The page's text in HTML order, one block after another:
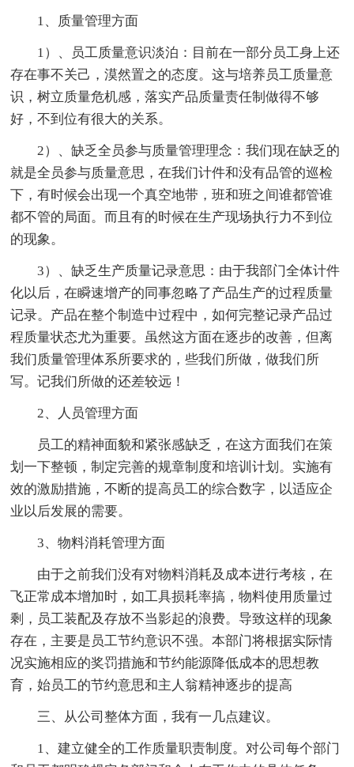
1、质量管理方面
1）、员工质量意识淡泊：目前在一部分员工身上还
存在事不关己，漠然置之的态度。这与培养员工质量意
识，树立质量危机感，落实产品质量责任制做得不够
好，不到位有很大的关系。
2）、缺乏全员参与质量管理理念：我们现在缺乏的
就是全员参与质量意思，在我们计件和没有品管的巡检
下，有时候会出现一个真空地带，班和班之间谁都管谁
都不管的局面。而且有的时候在生产现场执行力不到位
的现象。
3）、缺乏生产质量记录意思：由于我部门全体计件
化以后，在瞬速增产的同事忽略了产品生产的过程质量
记录。产品在整个制造中过程中，如何完整记录产品过
程质量状态尤为重要。虽然这方面在逐步的改善，但离
我们质量管理体系所要求的，些我们所做，做我们所
写。记我们所做的还差较远！
2、人员管理方面
员工的精神面貌和紧张感缺乏，在这方面我们在策
划一下整顿，制定完善的规章制度和培训计划。实施有
效的激励措施，不断的提高员工的综合数字，以适应企
业以后发展的需要。
3、物料消耗管理方面
由于之前我们没有对物料消耗及成本进行考核，在
飞正常成本增加时，如工具损耗率搞，物料使用质量过
剩，员工装配及存放不当影起的浪费。导致这样的现象
存在，主要是员工节约意识不强。本部门将根据实际情
况实施相应的奖罚措施和节约能源降低成本的思想教
育，始员工的节约意思和主人翁精神逐步的提高
三、从公司整体方面，我有一几点建议。
1、建立健全的工作质量职责制度。对公司每个部门